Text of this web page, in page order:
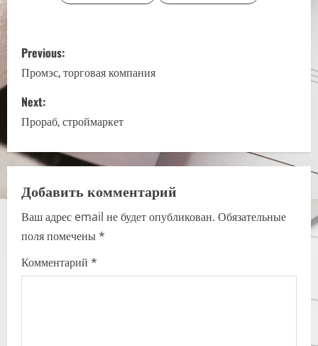
P
o
s
t
n
a
v
i
g
Previous:
Промэс, торговая компания
Next:
Прораб, строймаркет
Добавить комментарий
Ваш адрес email не будет опубликован. Обязательные
поля помечены*
Комментарий *